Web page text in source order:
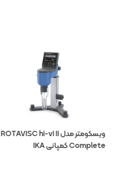
ویسکومتر مدل ROTAVISC hi-vi II
Complete کمپانی IKA